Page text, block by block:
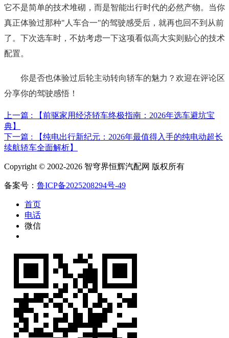
它不是简单的技术堆砌，而是智能出行时代的必然产物。当你
真正体验过那种"人车合一"的驾驶感受后，就再也回不到从前
了。下次选车时，不妨考虑一下这项看似高大实则贴心的技术
配置。
你是否也体验过后轮主动转向轿车的魅力？欢迎在评论区
分享你的驾驶感悟！
上一篇 : 【前驱家用经济轿车终极指南：2026年选车避坑宝
典】
下一篇 : 【纯电出行新纪元：2026年最值得入手的纯电动超长
续航轿车全面解析】
Copyright © 2002-2026 智穹界恒辉汽配网 版权所有
备案号： 鲁ICP备2025208294号-49
首页
电话
微信